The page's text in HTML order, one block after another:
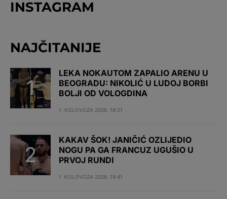
INSTAGRAM
NAJČITANIJE
LEKA NOKAUTOM ZAPALIO ARENU U
BEOGRADU: NIKOLIĆ U LUDOJ BORBI
BOLJI OD VOLOGDINA
1. KOLOVOZA 2026. 18:21
KAKAV ŠOK! JANIČIĆ OZLIJEDIO
NOGU PA GA FRANCUZ UGUŠIO U
PRVOJ RUNDI
1. KOLOVOZA 2026. 19:41